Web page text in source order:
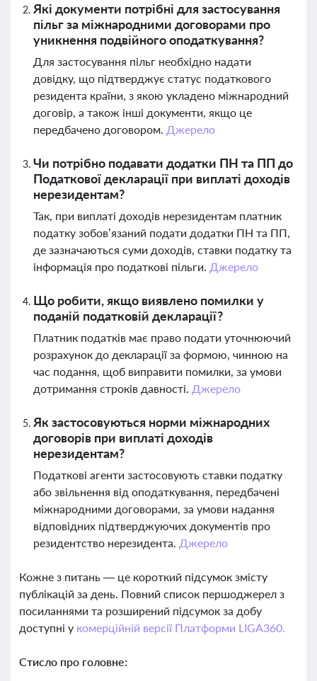
Які документи потрібні для застосування
пільг за міжнародними договорами про
уникнення подвійного оподаткування?
Для застосування пільг необхідно надати
довідку, що підтверджує статус податкового
резидента країни, з якою укладено міжнародний
договір, а також інші документи, якщо це
передбачено договором. Джерело
Чи потрібно подавати додатки ПН та ПП до
Податкової декларації при виплаті доходів
нерезидентам?
Так, при виплаті доходів нерезидентам платник
податку зобов’язаний подати додатки ПН та ПП,
де зазначаються суми доходів, ставки податку та
інформація про податкові пільги. Джерело
Що робити, якщо виявлено помилки у
поданій податковій декларації?
Платник податків має право подати уточнюючий
розрахунок до декларації за формою, чинною на
час подання, щоб виправити помилки, за умови
дотримання строків давності. Джерело
Як застосовуються норми міжнародних
договорів при виплаті доходів
нерезидентам?
Податкові агенти застосовують ставки податку
або звільнення від оподаткування, передбачені
міжнародними договорами, за умови надання
відповідних підтверджуючих документів про
резидентство нерезидента. Джерело
Кожне з питань — це короткий підсумок змісту
публікацій за день. Повний список першоджерел з
посиланнями та розширений підсумок за добу
доступні у комерційній версії Платформи LIGA360.
Стисло про головне: